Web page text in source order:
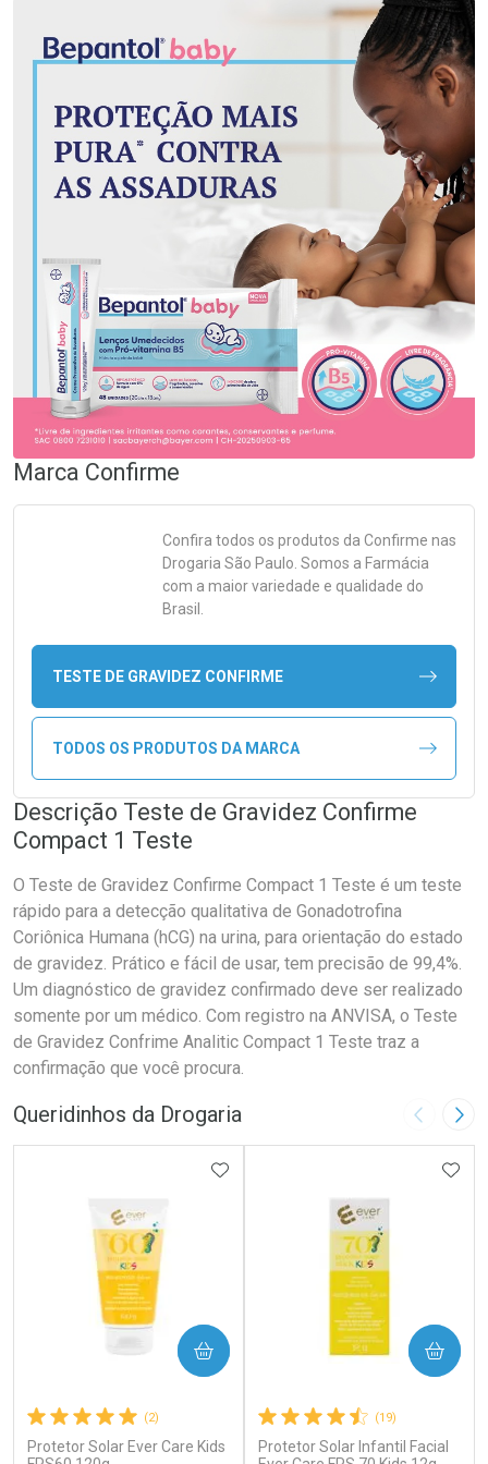
Marca Confirme
Confira todos os produtos da Confirme nas
Drogaria São Paulo. Somos a Farmácia
com a maior variedade e qualidade do
Brasil.
TESTE DE GRAVIDEZ CONFIRME
TODOS OS PRODUTOS DA MARCA
Descrição Teste de Gravidez Confirme
Compact 1 Teste
O Teste de Gravidez Confirme Compact 1 Teste é um teste
rápido para a detecção qualitativa de Gonadotrofina
Coriônica Humana (hCG) na urina, para orientação do estado
de gravidez. Prático e fácil de usar, tem precisão de 99,4%.
Um diagnóstico de gravidez confirmado deve ser realizado
somente por um médico. Com registro na ANVISA, o Teste
de Gravidez Confrime Analitic Compact 1 Teste traz a
confirmação que você procura.
Queridinhos da Drogaria Imagem
(2)
Protetor Solar Ever Care Kids
ADICIONAR AOS FAVORITOS
COMPRAR
(19)
Protetor Solar Infantil Facial
COMPRAR